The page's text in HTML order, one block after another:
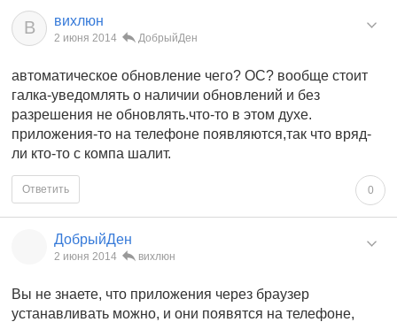
В вихлюн
2 июня 2014 ДобрыйДен
автоматическое обновление чего? ОС? вообще стоит
галка-уведомлять о наличии обновлений и без
разрешения не обновлять.что-то в этом духе.
приложения-то на телефоне появляются,так что вряд-
ли кто-то с компа шалит.
0
Ответить
ДобрыйДен
2 июня 2014 вихлюн
Вы не знаете, что приложения через браузер
устанавливать можно, и они появятся на телефоне,